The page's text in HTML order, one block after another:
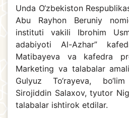
Unda O‘zbekiston
Abu Rayhon Beruniy
instituti vakili Ibrohim
adabiyoti Al-Azhar”
Matibayeva va kafedra
Marketing va talabalar
Gulyuz To‘rayeva,
Sirojiddin Salaxov, tyutor
talabalar ishtirok etdilar.